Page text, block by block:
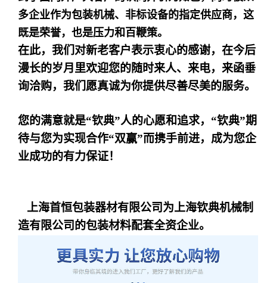
多企业作为包装机械、非标设备的指定供应商，这
既是荣誉，也是压力和百鞭策。
在此，我们对新老客户表示衷心的感谢，在今后
漫长的岁月里欢迎您的随时来人、来电，来函垂
询洽购，我们愿真诚为你提供尽善尽美的服务。
您的满意就是“钦典”人的心愿和追求， “钦典”期
待与您为实现合作“双赢”而携手前进，成为您企
业成功的有力保证！
上海首恒包装器材有限公司为上海钦典机械制
造有限公司的包装材料配套全资企业。